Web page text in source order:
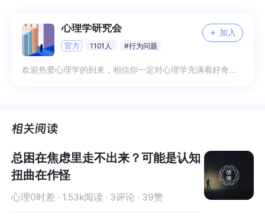
心理学研究会
官方 1101人 #行为问题
+ 加入
欢迎热爱心理学的到来，相信你一定对心理学充满着好奇，一起用专业知识来分享未知吧 1、日常分享专业知识解读 2、日常困扰互帮互助 3、专业交流与答疑 4、更多希望你来补充
总困在焦虑里走不出来？可能是认知
扭曲在作怪
心理0时差 · 1.53k阅读 · 3评论 · 39赞